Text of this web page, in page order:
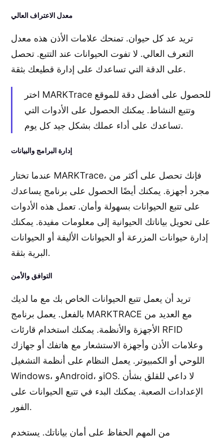
معدل الاعتراف العالي
تريد عد كل حيوان. تمنحك علامات الأذن هذه معدل
التعرف العالي. لا تفوت الحيوانات عند التتبع. تحصل
على الدقة التي تساعدك على إدارة قطيعك بثقة.
اختر MARKTrace للحصول على أفضل دقة للموقع
وتتبع النشاط. يمكنك الحصول على الأدوات التي
تساعدك على أداء عملك بشكل جيد كل يوم.
إدارة البرامج والبيانات
عندما تختار MARKTrace، فإنك تحصل على أكثر من
مجرد أجهزة. يمكنك أيضًا الحصول على برنامج يساعدك
على تتبع الحيوانات بسهولة وأمان. تعمل هذه الأدوات
على تحويل بياناتك الحيوانية إلى معلومات مفيدة. يمكنك
إدارة حيوانات المزرعة أو الحيوانات الأليفة أو الحيوانات
البرية بثقة.
التوافق والأمن
تريد أن يعمل تتبع الحيوانات الخاص بك مع ما لديك
بالفعل. يعمل برنامج MARKTRACE مع العديد من
الأجهزة والأنظمة. يمكنك استخدام قارئات RFID
وعلامات الأذن وأجهزة الاستشعار مع هاتفك أو جهازك
اللوحي أو الكمبيوتر. يعمل النظام على أنظمة التشغيل
Windows، وAndroid، وiOS. لا داعي للقلق بشأن
الإعدادات الصعبة. يمكنك البدء في تتبع الحيوانات على
الفور.
من المهم الحفاظ على أمان بياناتك. يستخدم